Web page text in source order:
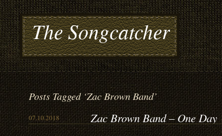
The Songcatcher
Posts Tagged ‘Zac Brown Band’
07.10.2018 Zac Brown Band – One Day